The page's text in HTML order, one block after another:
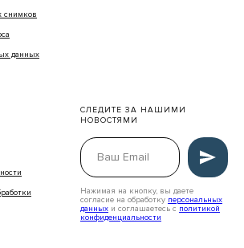
снимков
данных
СЛЕДИТЕ ЗА НАШИМИ
НОВОСТЯМИ
Нажимая на кнопку, вы даете
согласие на обработку персональных
данных и соглашаетесь c политикой
конфиденциальности